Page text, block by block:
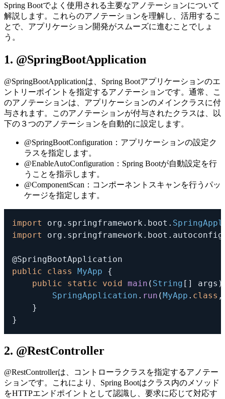
Spring Bootでよく使用される主要なアノテーションについて
解説します。これらのアノテーションを理解し、活用するこ
とで、アプリケーション開発がスムーズに進むことでしょ
う。
1. @SpringBootApplication
@SpringBootApplicationは、Spring Bootアプリケーションのエ
ントリーポイントを指定するアノテーションです。通常、こ
のアノテーションは、アプリケーションのメインクラスに付
与されます。このアノテーションが付与されたクラスは、以
下の３つのアノテーションを自動的に設定します。
@SpringBootConfiguration ：アプリケーションの設定ク
ラスを指定します。
@EnableAutoConfiguration ：Spring Bootが自動設定を行
うことを指示します。
@ComponentScan ：コンポーネントスキャンを行うパッ
ケージを指定します。
import org . springframework . boot .
import
org . springframework . boot .
@SpringBootApplication
public
class MyApp
{
public
static void main ( String [ ] args )
SpringApplication . run (MyApp . class ,
}
}
2. @RestController
@RestControllerは、コントローラクラスを指定するアノテー
ションです。これにより、Spring Bootはクラス内のメソッド
をHTTPエンドポイントとして認識し、要求に応じて対応す